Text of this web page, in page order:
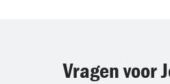
Vragen voor